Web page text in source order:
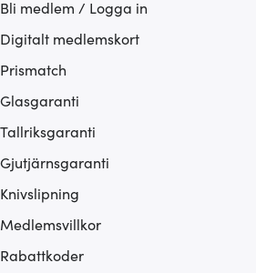
Bli medlem / Logga in
Digitalt medlemskort
Prismatch
Glasgaranti
Tallriksgaranti
Gjutjärnsgaranti
Knivslipning
Medlemsvillkor
Rabattkoder